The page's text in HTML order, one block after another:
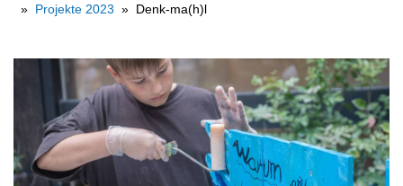
Projekte 2023
Denk-ma(h)l